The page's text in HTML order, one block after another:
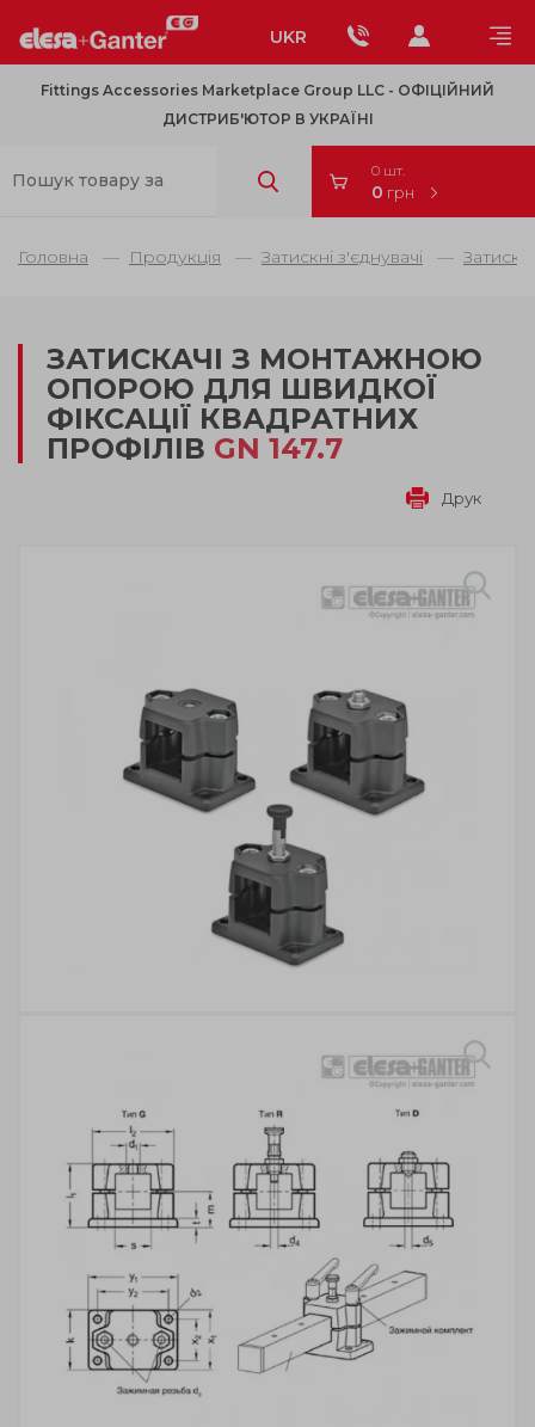
UKR
Fittings Accessories Marketplace Group LLC - OФІЦІЙНИЙ
ДИСТРИБ'ЮТОР В УКРАЇНІ
0 шт.
0 грн
Головна Продукція Затискні з'єднувачі
ЗАТИСКАЧІ З МОНТАЖНОЮ
ОПОРОЮ ДЛЯ ШВИДКОЇ
ФІКСАЦІЇ КВАДРАТНИХ
ПРОФІЛІВ GN 147.7
Друк